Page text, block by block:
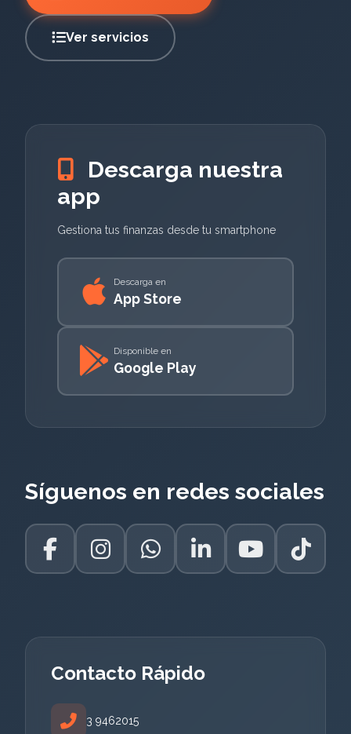
Ver servicios
Descarga nuestra
app
Gestiona tus finanzas desde tu smartphone
Descarga en
App Store
Disponible en
Google Play
Síguenos en redes sociales
Contacto Rápido
3 9462015